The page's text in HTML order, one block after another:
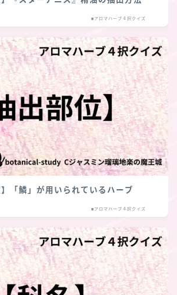
■アロマハーブ４択クイズ
「鱗」が用いられているハーブ
■アロマハーブ４択クイズ